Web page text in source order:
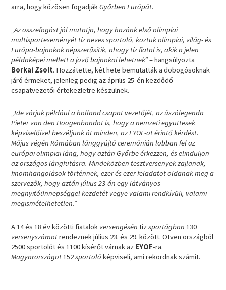
arra, hogy közösen fogadjákGyőrben Európát.
„Az összefogást jól mutatja, hogy hazánk első olimpiai
multisporteseményét tíz neves sportoló, köztük olimpiai, világ- és
Európa-bajnokok népszerűsítik, ahogy tíz fiatal is, akik a jelen
példaképei mellett a jövő bajnokai lehetnek”– hangsúlyozta
Borkai Zsolt. Hozzátette, két hete bemutatták a dobogósoknak
járó érmeket, jelenleg pedig az április 25-én kezdődő
csapatvezetői értekezletre készülnek.
„Ide várjuk például a holland csapat vezetőjét, az úszólegenda
Pieter van den Hoogenbandot is, hogy a nemzeti együttesek
képviselőivel beszéljünk át minden, az EYOF-ot érintő kérdést.
Május végén Rómában lánggyújtó ceremónián lobban fel az
európai olimpiai láng, hogy aztán Győrbe érkezzen, és elinduljon
az országos lángfutásra. Mindeközben tesztversenyek zajlanak,
finomhangolások történnek, ezer és ezer feladatot oldanak meg a
szervezők, hogy aztán július 23-án egy látványos
megnyitóünnepséggel kezdetét vegye valami rendkívüli, valami
megismételhetetlen.”
A 14 és 18 év közötti fiatalok versengésén tízsportágban 130
versenyszámotrendeznek július 23. és 29. között. Ötven országból
2500 sportolót és 1100 kísérőt várnak az EYOF-ra.
Magyarországot152sportoló képviseli, ami rekordnak számít.